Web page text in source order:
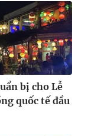
bị cho Lễ
quốc tế đầu